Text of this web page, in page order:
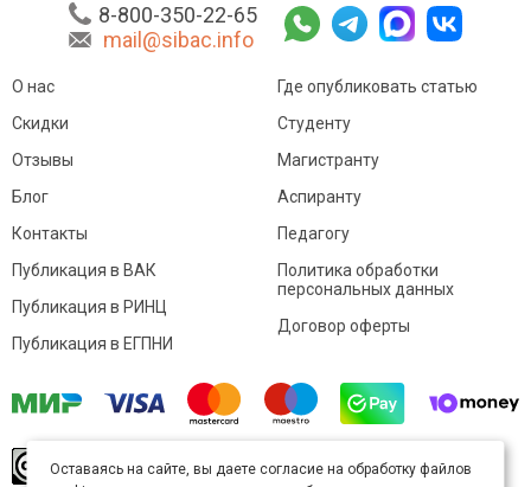
8-800-350-22-65
mail@sibac.info
О нас
Скидки
Отзывы
Блог
Контакты
Где опубликовать статью
Студенту
Магистранту
Аспиранту
Педагогу
Публикация в ВАК
Публикация в РИНЦ
Публикация в ЕГПНИ
Политика обработки
персональных данных
Договор оферты
произведение доступно полицензии Creative
Оставаясь на сайте, вы даете согласие на обработку файлов